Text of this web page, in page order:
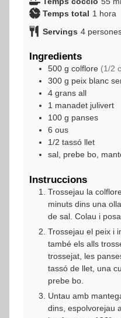
Temps total 1 hora
hora
Servings 4
Ingredients
500 g colflore (1/2
300 g peix blanc
4 grans all
1 manadet julivert
100 g panses
6 ous
1/2 tassó llet
sal, prebe bo,
Instruccions
Trossejau la
minuts dins una
de sal. Colau i
Trossejau el peix i
també els alls
trossejat, les
tassó de llet, una
prebe bo.
Untau amb
dins, espolvorejau